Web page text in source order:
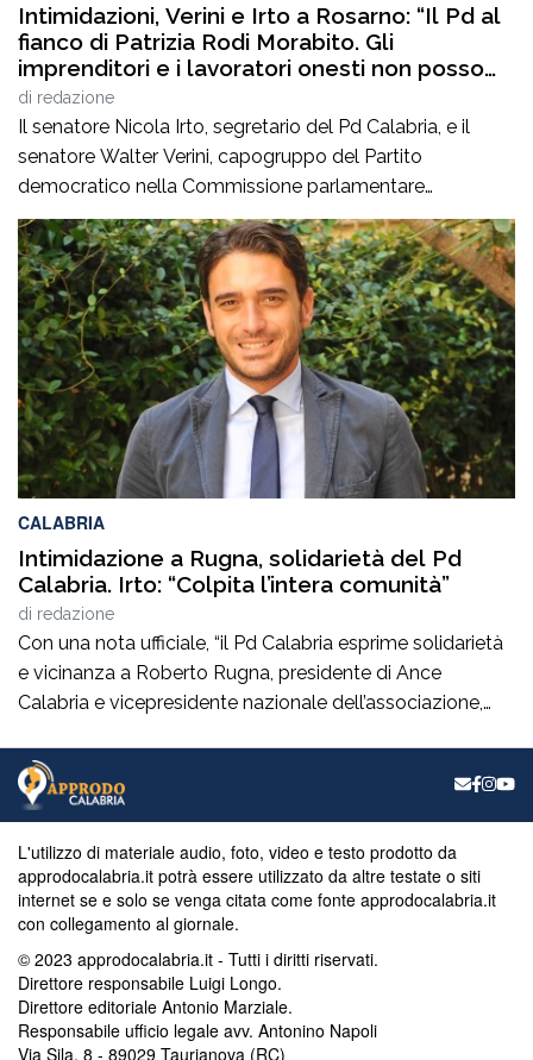
Intimidazioni, Verini e Irto a Rosarno: “Il Pd al
fianco di Patrizia Rodi Morabito. Gli
imprenditori e i lavoratori onesti non posso
essere lasciati da soli”
di redazione
Il senatore Nicola Irto, segretario del Pd Calabria, e il
senatore Walter Verini, capogruppo del Partito
democratico nella Commissione parlamentare
Antimafia, hanno fatto visita a Patrizia Rodi Morabito,
imprenditrice agricola di Rosarno (Rc) la cui azienda è
stata più volte colpita da incendi, furti e danneggiamenti.
L’ultimo grave episodio si è verificato nei giorni scorsi […]
CALABRIA
Intimidazione a Rugna, solidarietà del Pd
Calabria. Irto: “Colpita l’intera comunità”
di redazione
Con una nota ufficiale, “il Pd Calabria esprime solidarietà
e vicinanza a Roberto Rugna, presidente di Ance
Calabria e vicepresidente nazionale dell’associazione,
azienda a Schiavonea (Cs), dove sono stati
pesantemente danneggiati alcuni mezzi meccanici”. Il
segretario regionale del partito, il senatore Nicola Irto,
condanna […]
L'utilizzo di materiale audio, foto, video e testo prodotto da
approdocalabria.it potrà essere utilizzato da altre testate o siti
internet se e solo se venga citata come fonte approdocalabria.it
con collegamento al giornale.
© 2023 approdocalabria.it - Tutti i diritti riservati.
Direttore responsabile Luigi Longo.
Direttore editoriale Antonio Marziale.
Responsabile ufficio legale avv. Antonino Napoli
Via Sila, 8 - 89029 Taurianova (RC)